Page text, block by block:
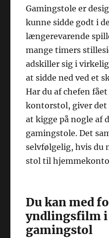
Gamingstole er
kunne sidde godt i
længerevarende
mange timers
adskiller sig i
at sidde ned ved et
Har du af chefen
kontorstol, giver det
at kigge på nogle af
gamingstole. Det
selvfølgelig, hvis du
stol til
Du kan med
yndlingsfilm
gamingstol